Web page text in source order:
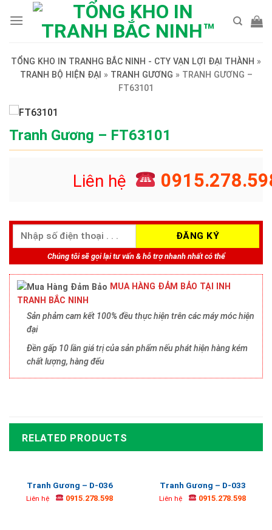
TỔNG KHO IN TRANHG BẮC NINH - CTY VẠN LỢI ĐẠI THÀNH »
TRANH BỘ HIỆN ĐẠI » TRANH GƯƠNG » TRANH GƯƠNG –
FT63101
Tranh Gương – FT63101
Liên hệ
Chúng tôi sẽ gọi lại tư vấn & hỗ trợ nhanh nhất có thể
MUA HÀNG ĐẢM BẢO TẠI INH
TRANH BẮC NINH
Sản phảm cam kết 100% đều thực hiện trên các máy móc hiện
đại
Đền gấp 10 lần giá trị của sản phẩm nếu phát hiện hàng kém
chất lượng, hàng đểu
RELATED PRODUCTS
Tranh Gương – D-036
Liên hệ 0915.278.598
Tranh Gương – D-033
Liên hệ 0915.278.598